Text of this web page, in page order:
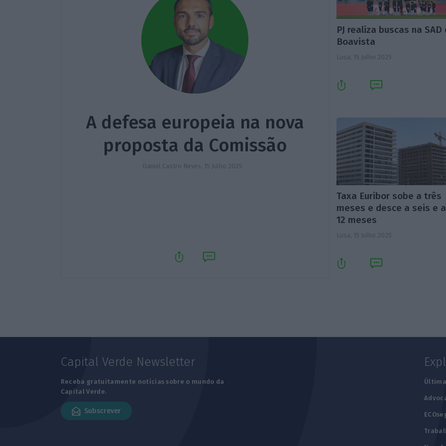
A defesa europeia na nova
proposta da Comissão
Daniel Castro Neves, 15 Julho 2025
PJ realiza buscas na SAD
Boavista
Lusa, 15 Julho 2025
Taxa Euribor sobe a três
meses e desce a seis e a
12 meses
Lusa, 15 Julho 2025
Capital Verde Newsletter
Receba gratuitamente notícias sobre o mundo da
Capital Verde.
Subscrever